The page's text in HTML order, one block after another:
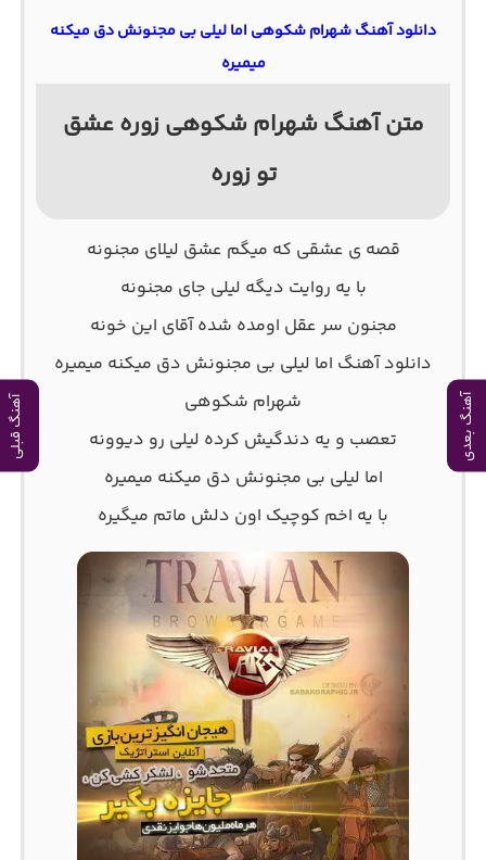
آهنگ بعدی آهنگ قبلی
دانلود آهنگ شهرام شکوهی اما لیلی بی مجنونش دق میکنه
میمیره
متن آهنگ شهرام شکوهی زوره عشق
تو زوره
قصه ی عشقی که ميگم عشق ليلای مجنونه
با يه روايت ديگه ليلی جای مجنونه
مجنون سر عقل اومده شده آقای اين خونه
دانلود آهنگ اما لیلی بی مجنونش دق میکنه میمیره
شهرام شکوهی
تعصب و يه دندگيش کرده ليلی رو ديوونه
اما ليلی بی مجنونش دق ميکنه ميميره
با يه اخم کوچيک اون دلش ماتم میگيره